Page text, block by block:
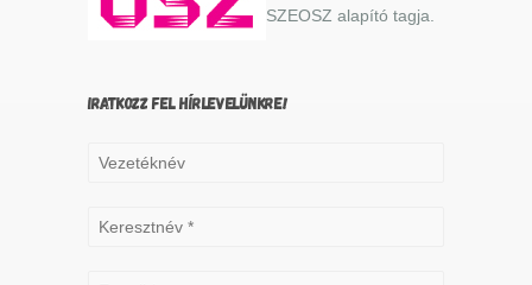
SZEOSZ alapító tagja.
IRATKOZZ FEL HÍRLEVELÜNKRE!